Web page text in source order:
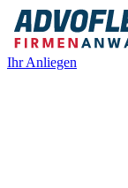
Ihr Anliegen